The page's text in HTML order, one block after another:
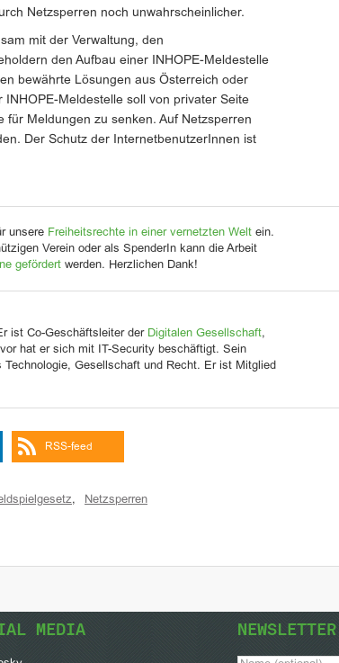
Netzsperren noch unwahrscheinlicher.
mit der Verwaltung, den
den Aufbau einer INHOPE-Meldestelle
bewährte Lösungen aus Österreich oder
Meldestelle soll von privater Seite
für Meldungen zu senken. Auf Netzsperren
Der Schutz der InternetbenutzerInnen ist
unsere Freiheitsrechte in einer vernetzten Welt ein.
Verein oder als SpenderIn kann die Arbeit
gefördert werden. Herzlichen Dank!
ist Co-Geschäftsleiter der Digitalen Gesellschaft,
hat er sich mit IT-Security beschäftigt. Sein
Technologie, Gesellschaft und Recht. Er ist Mitglied
RSS-feed
, Netzsperren
MEDIA NEWSLETTER